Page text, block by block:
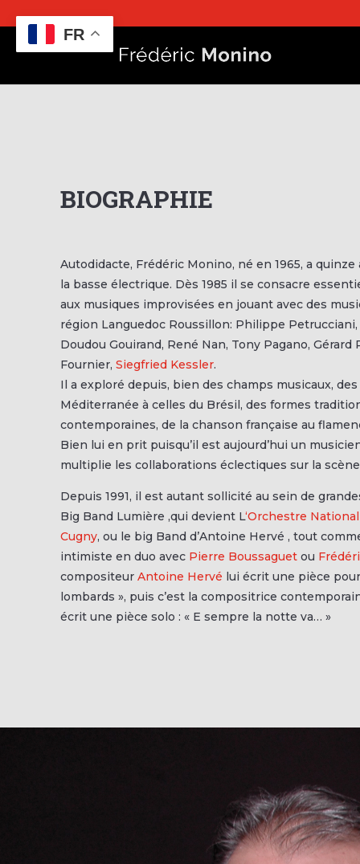
BIOGRAPHIE
Autodidacte, Frédéric Monino, né en 1965, a quinze
la basse électrique. Dès 1985 il se consacre
aux musiques improvisées en jouant avec des
région Languedoc Roussillon: Philippe
Doudou Gouirand, René Nan, Tony Pagano, Gérard
Fournier, Siegfried Kessler.
Il a exploré depuis, bien des champs musicaux,
Méditerranée à celles du Brésil, des formes
contemporaines, de la chanson française au
Bien lui en prit puisqu’il est aujourd’hui un
multiplie les collaborations éclectiques sur la
Depuis 1991, il est autant sollicité au sein de
Big Band Lumière ,qui devient L‘Orchestre
Cugny, ou le big Band d’Antoine Hervé , tout
intimiste en duo avec Pierre Boussaguet ou
compositeur Antoine Hervé lui écrit une pièce
lombards », puis c’est la compositrice
écrit une pièce solo : « E sempre la notte va… »
FR